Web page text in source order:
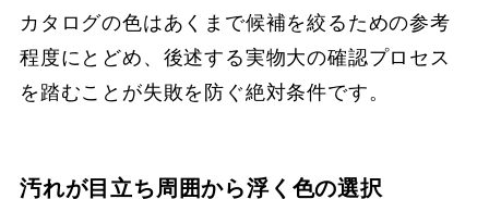
カタログの色はあくまで候補を絞るための参考
程度にとどめ、後述する実物大の確認プロセス
を踏むことが失敗を防ぐ絶対条件です。
汚れが目立ち周囲から浮く色の選択